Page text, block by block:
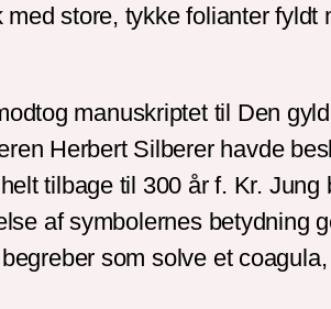
store, tykke folianter
manuskriptet til Den
Herbert Silberer havde
tilbage til 300 år f. Kr.
af symbolernes betydning
som solve et